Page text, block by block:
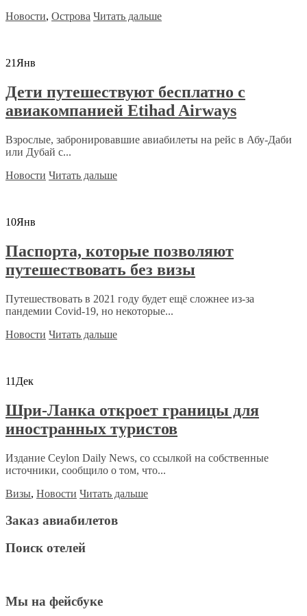
Новости, Острова Читать дальше
21Янв
Дети путешествуют бесплатно с
авиакомпанией Etihad Airways
Взрослые, забронировавшие авиабилеты на рейс в Абу-Даби
или Дубай с...
Новости Читать дальше
10Янв
Паспорта, которые позволяют
путешествовать без визы
Путешествовать в 2021 году будет ещё сложнее из-за
пандемии Covid-19, но некоторые...
Новости Читать дальше
11 Дек
Шри-Ланка откроет границы для
иностранных туристов
Издание Ceylon Daily News, со ссылкой на собственные
источники, сообщило о том, что...
Визы, Новости Читать дальше
Заказ авиабилетов
Поиск отелей
Мы на фейсбуке